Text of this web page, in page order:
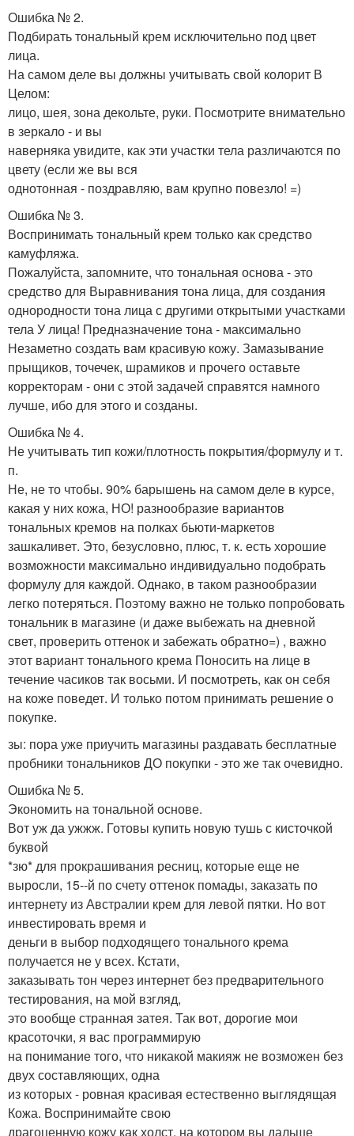
Ошибка № 2.
Подбирать тональный крем исключительно под цвет
лица.
На самом деле вы должны учитывать свой колорит В
Целом:
лицо, шея, зона декольте, руки. Посмотрите внимательно
в зеркало - и вы
наверняка увидите, как эти участки тела различаются по
цвету (если же вы вся
однотонная - поздравляю, вам крупно повезло! =)
Ошибка № 3.
Воспринимать тональный крем только как средство
камуфляжа.
Пожалуйста, запомните, что тональная основа - это
средство для Выравнивания тона лица, для создания
однородности тона лица с другими открытыми участками
тела У лица! Предназначение тона - максимально
Незаметно создать вам красивую кожу. Замазывание
прыщиков, точечек, шрамиков и прочего оставьте
корректорам - они с этой задачей справятся намного
лучше, ибо для этого и созданы.
Ошибка № 4.
Не учитывать тип кожи/плотность покрытия/формулу и т.
п.
Не, не то чтобы. 90% барышень на самом деле в курсе,
какая у них кожа, НО! разнообразие вариантов
тональных кремов на полках бьюти-маркетов
зашкаливет. Это, безусловно, плюс, т. к. есть хорошие
возможности максимально индивидуально подобрать
формулу для каждой. Однако, в таком разнообразии
легко потеряться. Поэтому важно не только попробовать
тональник в магазине (и даже выбежать на дневной
свет, проверить оттенок и забежать обратно=) , важно
этот вариант тонального крема Поносить на лице в
течение часиков так восьми. И посмотреть, как он себя
на коже поведет. И только потом принимать решение о
покупке.
зы: пора уже приучить магазины раздавать бесплатные
пробники тональников ДО покупки - это же так очевидно.
Ошибка № 5.
Экономить на тональной основе.
Вот уж да ужжж. Готовы купить новую тушь с кисточкой
буквой
*зю* для прокрашивания ресниц, которые еще не
выросли, 15--й по счету оттенок помады, заказать по
интернету из Австралии крем для левой пятки. Но вот
инвестировать время и
деньги в выбор подходящего тонального крема
получается не у всех. Кстати,
заказывать тон через интернет без предварительного
тестирования, на мой взгляд,
это вообще странная затея. Так вот, дорогие мои
красоточки, я вас программирую
на понимание того, что никакой макияж не возможен без
двух составляющих, одна
из которых - ровная красивая естественно выглядящая
Кожа. Воспринимайте свою
драгоценную кожу как холст, на котором вы дальше